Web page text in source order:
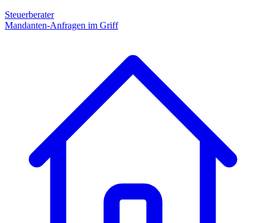
Steuerberater
Mandanten-Anfragen im Griff